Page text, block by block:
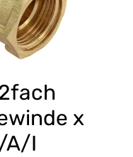
x
A/I